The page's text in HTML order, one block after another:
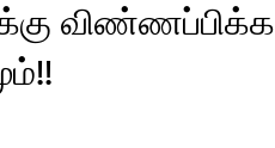
விண்ணப்பிக்க